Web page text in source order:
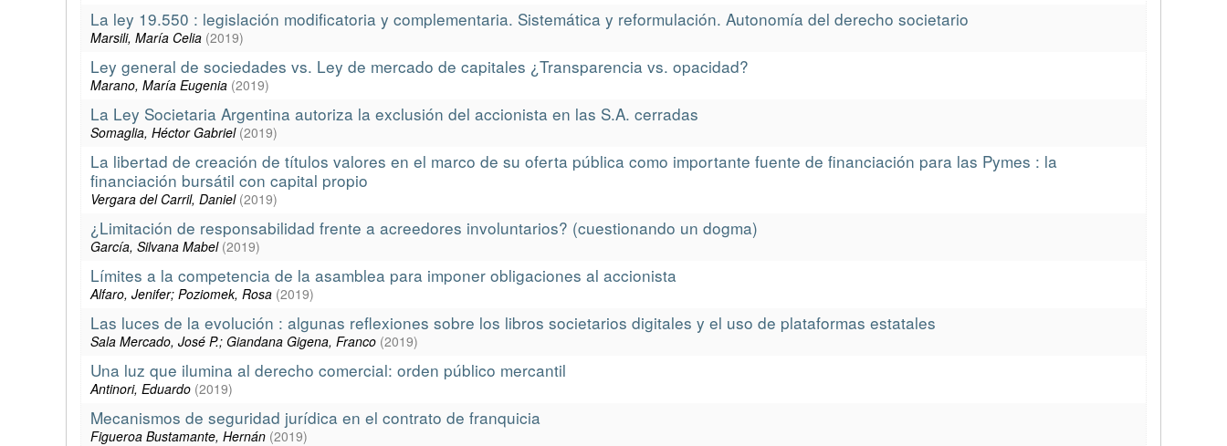
La ley 19.550 : legislación modificatoria y complementaria. Sistemática y reformulación. Autonomía del derecho societario
Marsili, María Celia (2019)
Ley general de sociedades vs. Ley de mercado de capitales ¿Transparencia vs. opacidad?
Marano, María Eugenia (2019)
La Ley Societaria Argentina autoriza la exclusión del accionista en las S.A. cerradas
Somaglia, Héctor Gabriel (2019)
La libertad de creación de títulos valores en el marco de su oferta pública como importante fuente de financiación para las Pymes : la
financiación bursátil con capital propio
Vergara del Carril, Daniel (2019)
¿Limitación de responsabilidad frente a acreedores involuntarios? (cuestionando un dogma)
García, Silvana Mabel (2019)
Límites a la competencia de la asamblea para imponer obligaciones al accionista
Alfaro, Jenifer; Poziomek, Rosa (2019)
Las luces de la evolución : algunas reflexiones sobre los libros societarios digitales y el uso de plataformas estatales
Sala Mercado, José P.; Giandana Gigena, Franco (2019)
Una luz que ilumina al derecho comercial: orden público mercantil
Antinori, Eduardo (2019)
Mecanismos de seguridad jurídica en el contrato de franquicia
Figueroa Bustamante, Hernán (2019)